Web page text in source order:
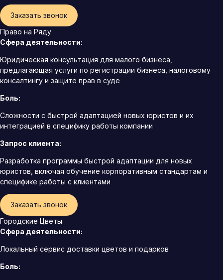
Заказать звонок
Право на Ряду
Сфера деятельности:
Юридическая консультация для малого бизнеса,
предлагающая услуги по регистрации бизнеса, налоговому
консалтингу и защите прав в суде
Боль:
Сложности с быстрой адаптацией новых юристов и их
интеграцией в специфику работы компании
Запрос клиента:
Разработка программы быстрой адаптации для новых
юристов, включая обучение корпоративным стандартам и
специфике работы с клиентами
Заказать звонок
Городские Цветы
Сфера деятельности:
Локальный сервис доставки цветов и подарков
Боль: